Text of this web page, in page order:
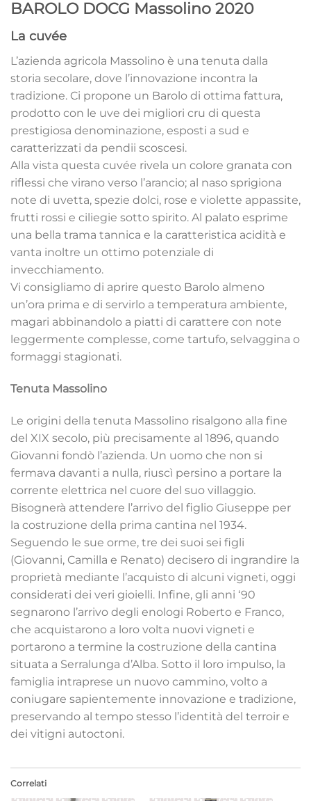
BAROLO DOCG Massolino 2020
La cuvée
L’azienda agricola Massolino è una tenuta dalla
storia secolare, dove l’innovazione incontra la
tradizione. Ci propone un Barolo di ottima fattura,
prodotto con le uve dei migliori cru di questa
prestigiosa denominazione, esposti a sud e
caratterizzati da pendii scoscesi.
Alla vista questa cuvée rivela un colore granata con
riflessi che virano verso l’arancio; al naso sprigiona
note di uvetta, spezie dolci, rose e violette appassite,
frutti rossi e ciliegie sotto spirito. Al palato esprime
una bella trama tannica e la caratteristica acidità e
vanta inoltre un ottimo potenziale di
invecchiamento.
Vi consigliamo di aprire questo Barolo almeno
un’ora prima e di servirlo a temperatura ambiente,
magari abbinandolo a piatti di carattere con note
leggermente complesse, come tartufo, selvaggina o
formaggi stagionati.
Tenuta Massolino
Le origini della tenuta Massolino risalgono alla fine
del XIX secolo, più precisamente al 1896, quando
Giovanni fondò l’azienda. Un uomo che non si
fermava davanti a nulla, riuscì persino a portare la
corrente elettrica nel cuore del suo villaggio.
Bisognerà attendere l’arrivo del figlio Giuseppe per
la costruzione della prima cantina nel 1934.
Seguendo le sue orme, tre dei suoi sei figli
(Giovanni, Camilla e Renato) decisero di ingrandire la
proprietà mediante l’acquisto di alcuni vigneti, oggi
considerati dei veri gioielli. Infine, gli anni ‘90
segnarono l’arrivo degli enologi Roberto e Franco,
che acquistarono a loro volta nuovi vigneti e
portarono a termine la costruzione della cantina
situata a Serralunga d’Alba. Sotto il loro impulso, la
famiglia intraprese un nuovo cammino, volto a
coniugare sapientemente innovazione e tradizione,
preservando al tempo stesso l’identità del terroir e
dei vitigni autoctoni.
Correlati